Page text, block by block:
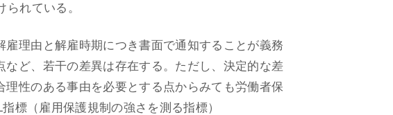
れている。
理由と解雇時期につき書面で通知することが義務
ど、若干の差異は存在する。ただし、決定的な差
性のある事由を必要とする点からみても労働者保
標（雇用保護規制の強さを測る指標）